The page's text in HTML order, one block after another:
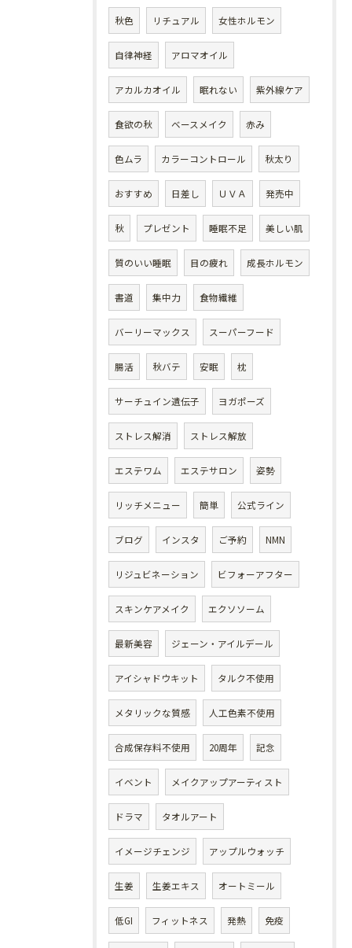
秋色 リチュアル 女性ホルモン
自律神経 アロマオイル
アカルカオイル 眠れない 紫外線ケア
食欲の秋 ベースメイク 赤み
色ムラ カラーコントロール 秋太り
おすすめ 日差し ＵＶＡ 発売中
秋 プレゼント 睡眠不足 美しい肌
質のいい睡眠 目の疲れ 成長ホルモン
書道 集中力 食物繊維
バーリーマックス スーパーフード
腸活 秋バテ 安眠 枕
サーチュイン遺伝子 ヨガポーズ
ストレス解消 ストレス解放
エステワム エステサロン 姿勢
リッチメニュー 簡単 公式ライン
ブログ インスタ ご予約 NMN
リジュビネーション ビフォーアフター
スキンケアメイク エクソソーム
最新美容 ジェーン・アイルデール
アイシャドウキット タルク不使用
メタリックな質感 人工色素不使用
合成保存料不使用 20周年 記念
イベント メイクアップアーティスト
ドラマ タオルアート
イメージチェンジ アップルウォッチ
生姜 生姜エキス オートミール
低GI フィットネス 発熱 免疫